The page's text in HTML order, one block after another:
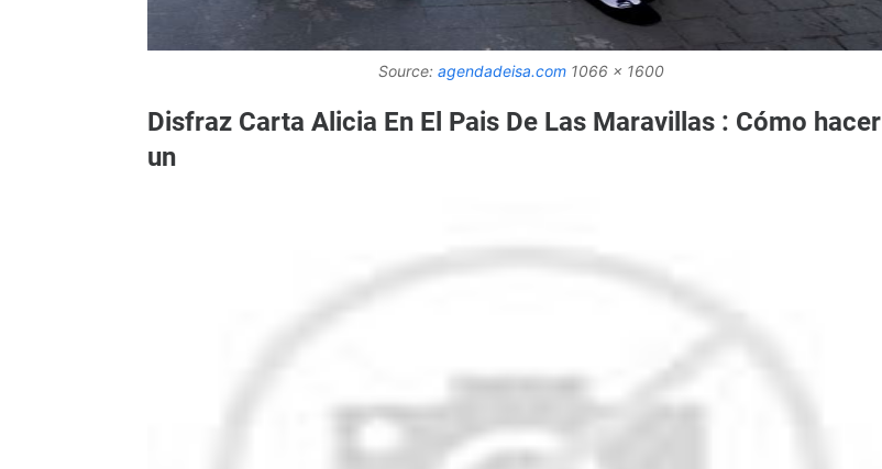
Source: agendadeisa.com 1066 x 1600
Disfraz Carta Alicia En El Pais De Las Maravillas : Cómo hacer
un